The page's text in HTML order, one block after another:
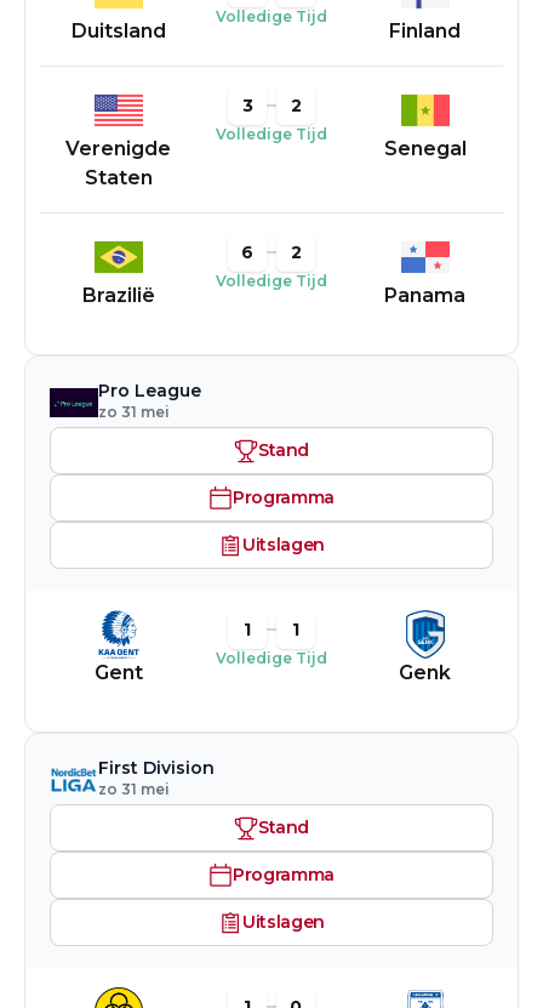
Duitsland
Volledige Tijd
Finland
Verenigde
Staten
3 2
Volledige Tijd
Senegal
Brazilië
6 2
Volledige Tijd
Panama
Pro League
zo 31 mei
Stand
Programma
Uitslagen
Gent
1 1
Volledige Tijd
Genk
First Division
zo 31 mei
Stand
Programma
Uitslagen